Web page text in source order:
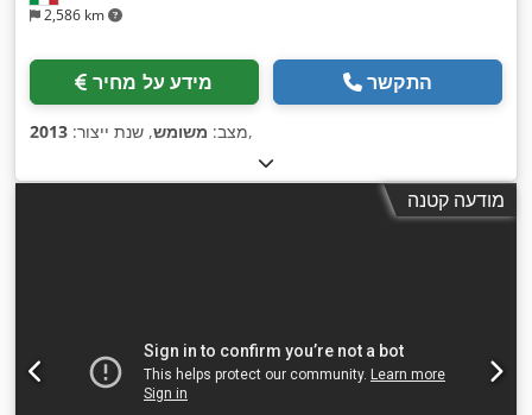
2,586 km
מידע על מחיר התקשר
מצב: משומש, שנת ייצור: 2013 ,
מודעה קטנה